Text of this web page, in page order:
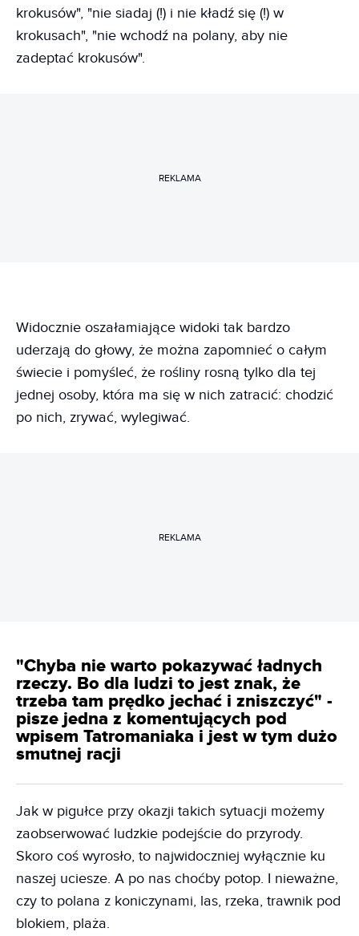
krokusów", "nie siadaj (!) i nie kładź się (!) w
krokusach", "nie wchodź na polany, aby nie
zadeptać krokusów".
REKLAMA
Widocznie oszałamiające widoki tak bardzo
uderzają do głowy, że można zapomnieć o całym
świecie i pomyśleć, że rośliny rosną tylko dla tej
jednej osoby, która ma się w nich zatracić: chodzić
po nich, zrywać, wylegiwać.
REKLAMA
"Chyba nie warto pokazywać ładnych
rzeczy. Bo dla ludzi to jest znak, że
trzeba tam prędko jechać i zniszczyć" -
pisze jedna z komentujących pod
wpisem Tatromaniaka i jest w tym dużo
smutnej racji
Jak w pigułce przy okazji takich sytuacji możemy
zaobserwować ludzkie podejście do przyrody.
Skoro coś wyrosło, to najwidoczniej wyłącznie ku
naszej uciesze. A po nas choćby potop. I nieważne,
czy to polana z koniczynami, las, rzeka, trawnik pod
blokiem, plaża.